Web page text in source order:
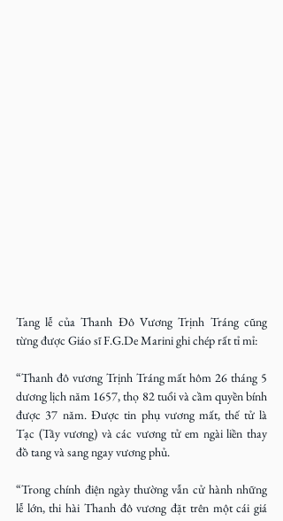
Tang lễ của Thanh Đô Vương Trịnh Tráng cũng
từng được Giáo sĩ F.G.De Marini ghi chép rất tỉ mỉ:
“Thanh đô vương Trịnh Tráng mất hôm 26 tháng 5
dương lịch năm 1657, thọ 82 tuổi và cầm quyền bính
được 37 năm. Được tin phụ vương mất, thế tử là
Tạc (Tây vương) và các vương tử em ngài liền thay
đồ tang và sang ngay vương phủ.
“Trong chính điện ngày thường vẫn cử hành những
lễ lớn, thi hài Thanh đô vương đặt trên một cái giá